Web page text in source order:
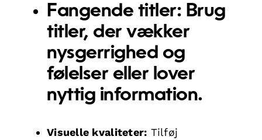
Fangende titler: Brug
titler, der vækker
nysgerrighed og
følelser eller lover
nyttig information.
Visuelle kvaliteter: Tilføj